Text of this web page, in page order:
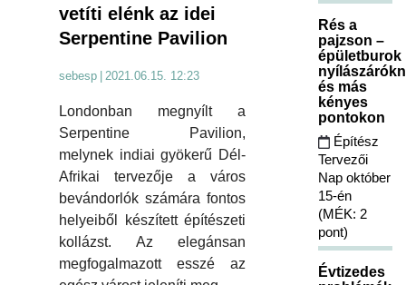
vetíti elénk az idei
Serpentine Pavilion
sebesp | 2021.06.15. 12:23
Londonban megnyílt a
Serpentine Pavilion,
melynek indiai gyökerű Dél-
Afrikai tervezője a város
bevándorlók számára fontos
helyeiből készített építészeti
kollázst. Az elegánsan
megfogalmazott esszé az
Rés a
pajzson –
épületburok
és más
kényes
pontokon
Építész
Tervezői
Nap október
15-én
(MÉK: 2
pont)
Évtizedes